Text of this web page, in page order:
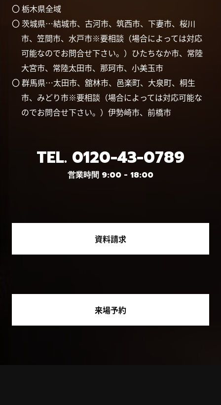
〇 栃木県全域
〇 茨城県…結城市、古河市、筑西市、下妻市、桜川
市、笠間市、水戸市※要相談（場合によっては対応
可能なのでお問合せ下さい。）ひたちなか市、常陸
大宮市、常陸太田市、那珂市、小美玉市
〇 群馬県…太田市、舘林市、邑楽町、大泉町、桐生
市、みどり市※要相談（場合によっては対応可能な
のでお問合せ下さい。）伊勢崎市、前橋市
TEL. 0120-43-0789
営業時間 9:00 - 18:00
資料請求
来場予約